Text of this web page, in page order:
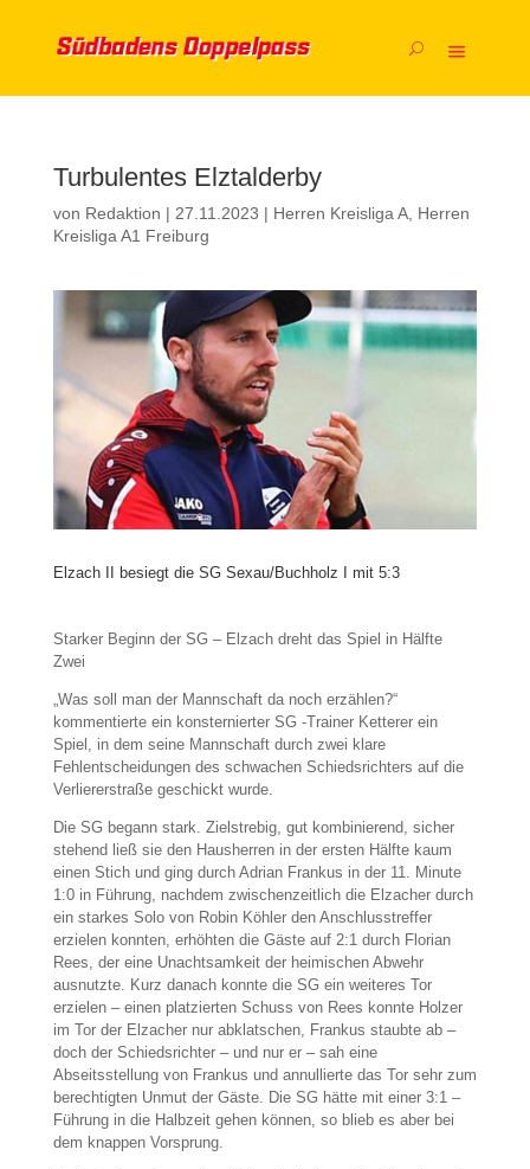
Turbulentes Elztalderby
von Redaktion | 27.11.2023 | Herren Kreisliga A, Herren
Kreisliga A1 Freiburg
Elzach II besiegt die SG Sexau/Buchholz I mit 5:3
Starker Beginn der SG – Elzach dreht das Spiel in Hälfte
Zwei
„Was soll man der Mannschaft da noch erzählen?“
kommentierte ein konsternierter SG -Trainer Ketterer ein
Spiel, in dem seine Mannschaft durch zwei klare
Fehlentscheidungen des schwachen Schiedsrichters auf die
Verliererstraße geschickt wurde.
Die SG begann stark. Zielstrebig, gut kombinierend, sicher
stehend ließ sie den Hausherren in der ersten Hälfte kaum
einen Stich und ging durch Adrian Frankus in der 11. Minute
1:0 in Führung, nachdem zwischenzeitlich die Elzacher durch
ein starkes Solo von Robin Köhler den Anschlusstreffer
erzielen konnten, erhöhten die Gäste auf 2:1 durch Florian
Rees, der eine Unachtsamkeit der heimischen Abwehr
ausnutzte. Kurz danach konnte die SG ein weiteres Tor
erzielen – einen platzierten Schuss von Rees konnte Holzer
im Tor der Elzacher nur abklatschen, Frankus staubte ab –
doch der Schiedsrichter – und nur er – sah eine
Abseitsstellung von Frankus und annullierte das Tor sehr zum
berechtigten Unmut der Gäste. Die SG hätte mit einer 3:1 –
Führung in die Halbzeit gehen können, so blieb es aber bei
dem knappen Vorsprung.